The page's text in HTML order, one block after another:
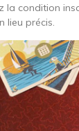
la condition
lieu précis.